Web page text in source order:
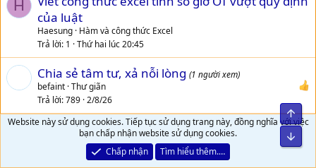
H
của luật
Haesung Hàm và công thức Excel
Trả lời 1 Thứ hai lúc 20:45
Chia sẻ tâm tư, xả nỗi lòng (1 người xem)
befaint Thư giãn
Trả lời 789 2/8/26
phầm mềm tính khẩu phần ăn cho trẻ mầm
thanhquy_bn Excel và Giáo Dục
Website này sử dụng cookies. Tiếp tục sử dụng trang này, đồng nghĩa với việc
bạn chấp nhận website sử dụng cookies.
Chấp nhận
Tìm hiểu thêm.…
Top